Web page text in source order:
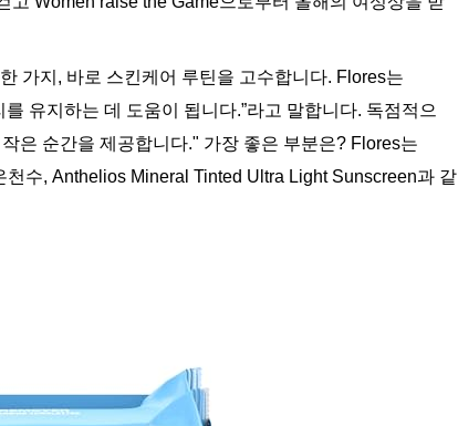
가지, 바로 스킨케어 루틴을 고수합니다. Flores는
유지하는 데 도움이 됩니다.”라고 말합니다. 독점적으
은 순간을 제공합니다." 가장 좋은 부분은? Flores는
수, Anthelios Mineral Tinted Ultra Light Sunscreen과 같